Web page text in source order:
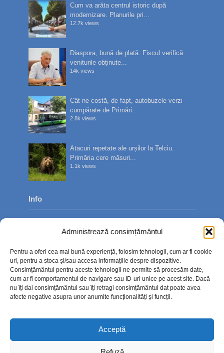
Administrează consimțământul
Pentru a oferi cea mai bună experiență, folosim tehnologii, cum ar fi cookie-
uri, pentru a stoca și/sau accesa informațiile despre dispozitive.
Consimțământul pentru aceste tehnologii ne permite să procesăm date,
cum ar fi comportamentul de navigare sau ID-uri unice pe acest site. Dacă
nu îți dai consimțământul sau îți retragi consimțământul dat poate avea
afecte negative asupra unor anumite funcționalități și funcții.
Acceptă
Cum va arăta centrul istoric după
modernizare. Planurile pri...
12.7k views
Diaspora, bună de plată. Fiscul verifică
veniturile obținute...
14k views
Cât ne costă, de fapt, autobuzele verzi
cumpărate de Primări...
2.8k views
Atacuri repetate ale urșilor la Telciu.
Primăria cere măsuri...
1.1k views
Info
Contact
Politica de confidențialitate
Politică cookie-uri (UE)